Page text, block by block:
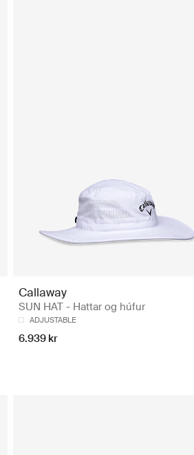
Callaway
SUN HAT - Hattar og húfur
ADJUSTABLE
6.939 kr